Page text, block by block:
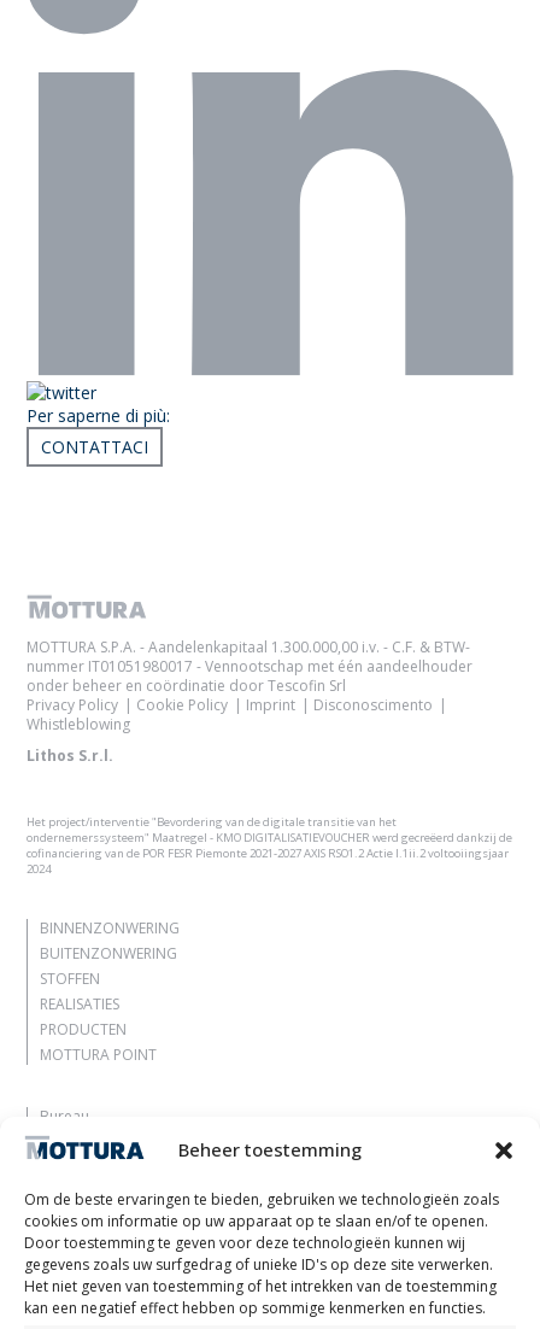
Beheer toestemming
Om de beste ervaringen te bieden, gebruiken we technologieën zoals
cookies om informatie op uw apparaat op te slaan en/of te openen.
Door toestemming te geven voor deze technologieën kunnen wij
gegevens zoals uw surfgedrag of unieke ID's op deze site verwerken.
Het niet geven van toestemming of het intrekken van de toestemming
kan een negatief effect hebben op sommige kenmerken en functies.
Per saperne di più:
CONTATTACI
MOTTURA S.P.A. - Aandelenkapitaal 1.300.000,00 i.v. - C.F. & BTW-
nummer IT01051980017 - Vennootschap met één aandeelhouder
onder beheer en coördinatie door Tescofin Srl
Privacy Policy
Cookie Policy Imprint
Disconoscimento
Whistleblowing
Lithos S.r.l.
Het project/interventie "Bevordering van de digitale transitie van het
ondernemerssysteem" Maatregel - KMO DIGITALISATIEVOUCHER werd gecreëerd dankzij de
cofinanciering van de POR FESR Piemonte 2021-2027 AXIS RSO1.2 Actie I.1ii.2 voltooiingsjaar
2024
BINNENZONWERING
BUITENZONWERING
STOFFEN
REALISATIES
PRODUCTEN
MOTTURA POINT
Bureau
Laat je inspireren
Contacten
Werk met ons
Gereserveerd gebied
Certificeringen
M2Net
Child Safety